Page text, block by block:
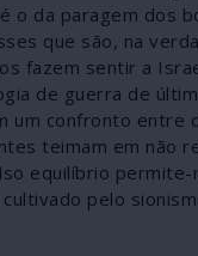
o da paragem dos
que são, na
fazem sentir a
de guerra de
um confronto
teimam em não
equilíbrio
pelo